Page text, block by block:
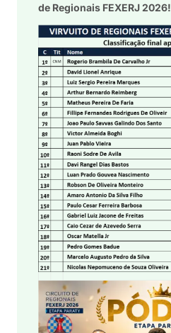
de Regionais FEXERJ 2026!